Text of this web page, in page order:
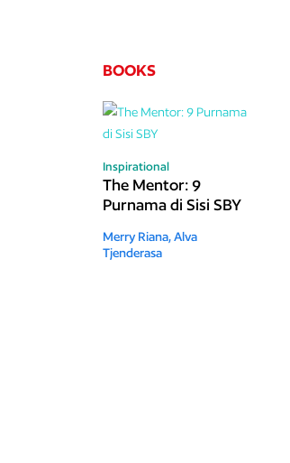
BOOKS
Inspirational
The Mentor: 9
Purnama di Sisi SBY
Merry Riana,Alva
Tjenderasa